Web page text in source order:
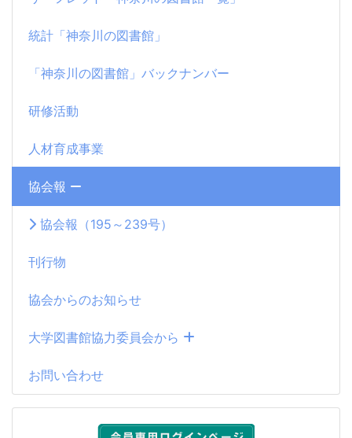
統計「神奈川の図書館」
「神奈川の図書館」バックナンバー
研修活動
人材育成事業
協会報
協会報（195～239号）
刊行物
協会からのお知らせ
大学図書館協力委員会から
お問い合わせ